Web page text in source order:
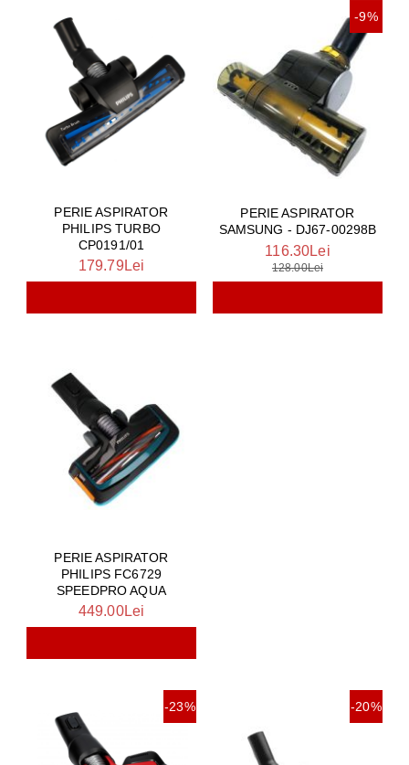
PERIE ASPIRATOR
PHILIPS TURBO
CP0191/01
179.79Lei
-9%
PERIE ASPIRATOR
SAMSUNG - DJ67-00298B
116.30Lei
128.00Lei
PERIE ASPIRATOR
PHILIPS FC6729
SPEEDPRO AQUA
449.00Lei
-23% -20%